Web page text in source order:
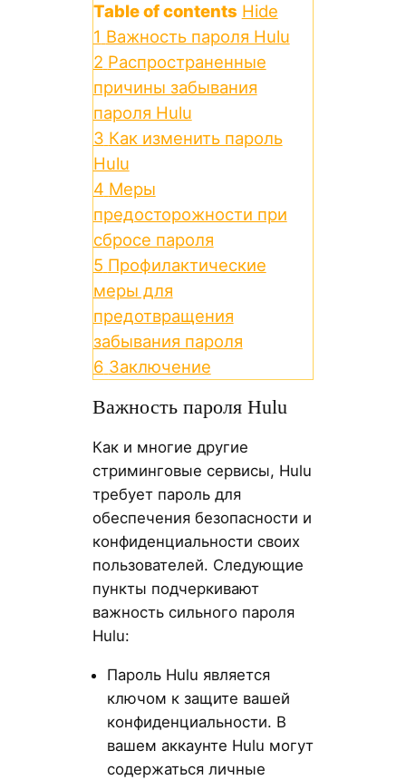
Table of contents Hide
1 Важность пароля Hulu
2 Распространенные
причины забывания
пароля Hulu
3 Как изменить пароль
Hulu
4 Меры
предосторожности при
сбросе пароля
5 Профилактические
меры для
предотвращения
забывания пароля
6 Заключение
Важность пароля Hulu
Как и многие другие
стриминговые сервисы, Hulu
требует пароль для
обеспечения безопасности и
конфиденциальности своих
пользователей. Следующие
пункты подчеркивают
важность сильного пароля
Hulu:
Пароль Hulu является
ключом к защите вашей
конфиденциальности. В
вашем аккаунте Hulu могут
содержаться личные